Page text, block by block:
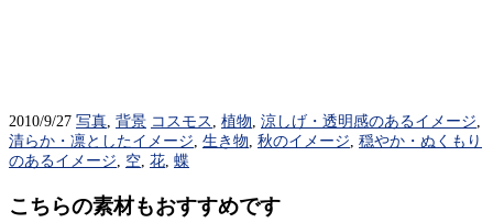
2010/9/27 写真 背景 コスモス 植物 涼しげ・透明感のあるイメージ
清らか・凛としたイメージ 生き物 秋のイメージ 穏やか・ぬくもり
のあるイメージ
空 花 蝶
こちらの素材もおすすめです